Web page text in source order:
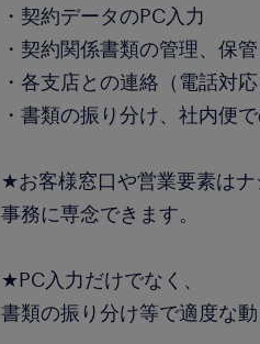
・契約データのPC入力
・契約関係書類の管理、保管
・各支店との連絡（電話対応
・書類の振り分け、社内便
★お客様窓口や営業要素はナ
事務に専念できます。
★PC入力だけでなく、
書類の振り分け等で適度な